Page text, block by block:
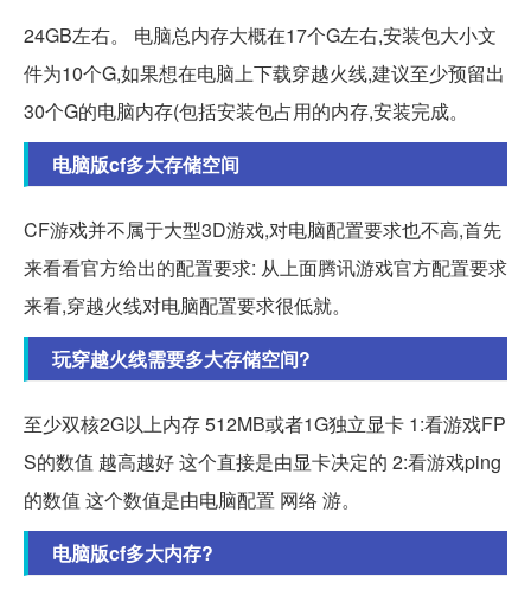
24GB左右。 电脑总内存大概在17个G左右,安装包大小文
件为10个G,如果想在电脑上下载穿越火线,建议至少预留出
30个G的电脑内存(包括安装包占用的内存,安装完成。
电脑版cf多大存储空间
CF游戏并不属于大型3D游戏,对电脑配置要求也不高,首先
来看看官方给出的配置要求: 从上面腾讯游戏官方配置要求
来看,穿越火线对电脑配置要求很低就。
玩穿越火线需要多大存储空间?
至少双核2G以上内存 512MB或者1G独立显卡 1:看游戏FP
S的数值 越高越好 这个直接是由显卡决定的 2:看游戏ping
的数值 这个数值是由电脑配置 网络 游。
电脑版cf多大内存?